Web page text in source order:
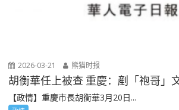
2026-03-21 熊猫时报
胡衡華任上被查 重慶：剷「袍哥」
【政情】重慶市長胡衡華3月20日...